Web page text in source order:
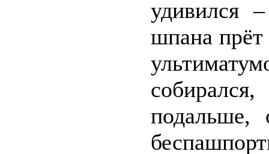
удивился
шпана прёт
подальше,